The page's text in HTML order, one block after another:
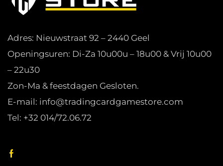
Adres: Nieuwstraat 92 – 2440 Geel
Openingsuren: Di-Za 10u00u – 18u00 & Vrij 10u00
– 22u30
Zon-Ma & feestdagen Gesloten.
E-mail: info@tradingcardgamestore.com
Tel: +32 014/72.06.72